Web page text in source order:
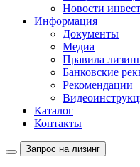
Новости
Информация
Документы
Медиа
Правила
Банковские
Рекомендации
Каталог
Контакты
Запрос на лизинг